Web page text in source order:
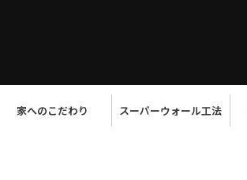
家へのこだわり スーパーウォール工法